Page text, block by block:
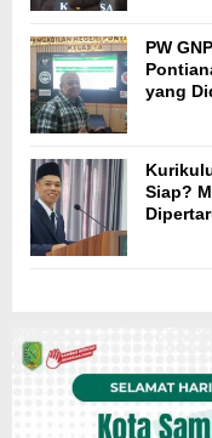
PW
yang
Siap?